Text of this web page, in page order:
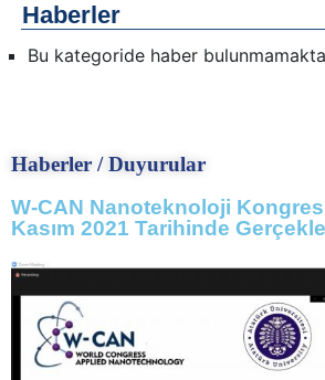
Haberler
Bu kategoride haber
Haberler / Duyurular
W-CAN Nanoteknoloji
Kasım 2021 Tarihinde